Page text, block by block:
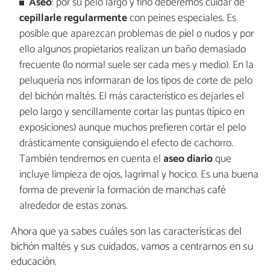
cepillarle regularmentecon peines especiales. Es
posible que aparezcan problemas de piel o nudos y por
ello algunos propietarios realizan un baño demasiado
frecuente (lo normal suele ser cada mes y medio). En la
peluquería nos informaran de los tipos de corte de pelo
del bichón maltés. El más característico es dejarles el
pelo largo y sencillamente cortar las puntas (típico en
exposiciones) aunque muchos prefieren cortar el pelo
drásticamente consiguiendo el efecto de cachorro.
También tendremos en cuenta elaseo diarioque
incluye limpieza de ojos, lagrimal y hocico. Es una buena
forma de prevenir la formación de manchas café
alrededor de estas zonas.
Ahora que ya sabes cuáles son las características del
bichón maltés y sus cuidados, vamos a centrarnos en su
educación.